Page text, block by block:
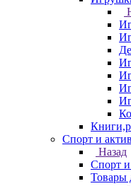
Спорт и
Назад
Спорт
Товары